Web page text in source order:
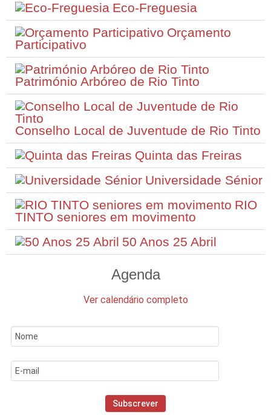
Eco-Freguesia
Orçamento
Participativo
Património Arbóreo de Rio Tinto
Conselho Local de Juventude de Rio Tinto
Quinta das Freiras
Universidade Sénior
RIO
TINTO seniores em movimento
50 Anos 25 Abril
Agenda
Ver calendário completo